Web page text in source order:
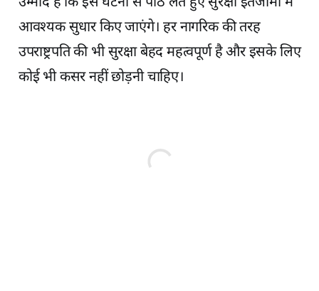
आवश्यक सुधार किए जाएंगे। हर नागरिक की तरह
उपराष्ट्रपति की भी सुरक्षा बेहद महत्वपूर्ण है और इसके लिए
कोई भी कसर नहीं छोड़नी चाहिए।